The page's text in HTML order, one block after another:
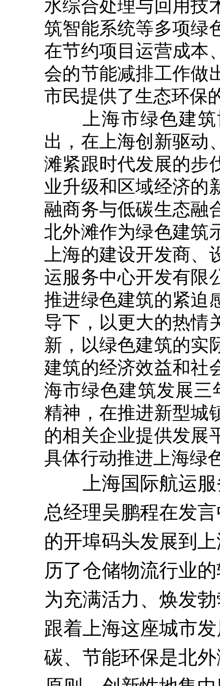
筑智能系统等多项绿
在节约项目运营成本
会的节能减排工作做
市民提供了生态环保
上海市绿色建筑
出，在上海创新驱动
滩紧跟时代发展的步
业升级和区域经济的
融商务与低碳生态融
北外滩作为绿色建筑
上海的建设开发商
运服务中心开发有限
推进绿色建筑的紧迫
导下，以更大的热情
新，以绿色建筑的实
建筑的经济效益和社
海市绿色建筑发展三
精神，在推进新型城
的相关企业提供发展
具体行动推进上海绿
上海国际航运服
总经理吴鹏程在发
的开埠码头发展到
历了仓储物流行业
为充满活力、焕发
跟着上海这座城市
碳、节能环保是北